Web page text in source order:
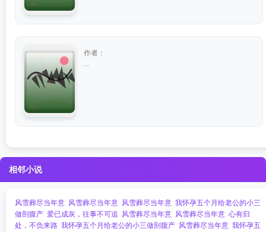
作者：
相邻小说
风雪葬尽当年意 风雪葬尽当年意 风雪葬尽当年意 我怀孕五个月给老公的小三
做剖腹产 爱已成灰，往事不可追 风雪葬尽当年意 风雪葬尽当年意 心有归
处，不负来路 我怀孕五个月给老公的小三做剖腹产 风雪葬尽当年意 我怀孕五